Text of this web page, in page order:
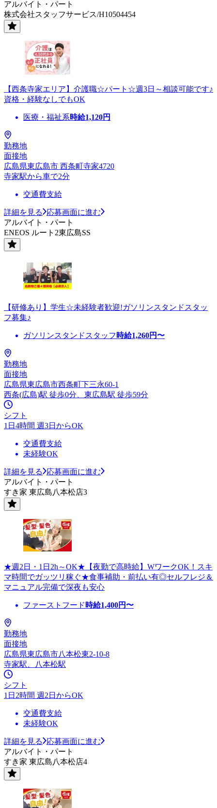
アルバイト・パート
株式会社スタッフサービス/H10504454
【西条寺家エリア】介護職☆パート☆週3日～相談可能です♪
資格・経験なしでもOK
医療・福祉系時給1,120円
勤務地
面接地
広島県東広島市 西条町寺家4720
寺家駅から車で2分
交通費支給
詳細を見る
応募画面に進む
アルバイト・パート
ENEOS ルート2東広島SS
【研修あり】学生☆未経験者歓迎!ガソリンスタンドスタッ
フ募集♪
ガソリンスタンドスタッフ 時給1,260円〜
勤務地
面接地
広島県東広島市西条町下三永60-1
西条(広島)駅 徒歩0分、東広島駅 徒歩59分
シフト
1日4時間 週3日からOK
交通費支給
未経験OK
詳細を見る
応募画面に進む
アルバイト・パート
すき家 東広島八本松店3
★週2日・1日2h～OK★【夜勤で高時給】WワークOK！スキ
マ時間でガッツリ稼ぐ★食事補助・前払い有◎セルフレジ＆
マニュアル完備で深夜も安心
ファーストフード 時給1,400円〜
勤務地
面接地
広島県東広島市八本松東2-10-8
寺家駅、八本松駅
シフト
1日2時間 週2日からOK
交通費支給
未経験OK
詳細を見る
応募画面に進む
アルバイト・パート
すき家 東広島八本松店4